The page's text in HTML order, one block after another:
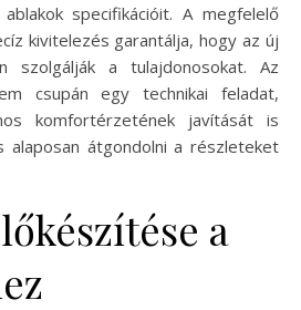
specifikációit. A megfelelő
kivitelezés garantálja, hogy az új
szolgálják a tulajdonosokat. Az
csupán egy technikai feladat,
komfortérzetének javítását is
alaposan átgondolni a részleteket
a